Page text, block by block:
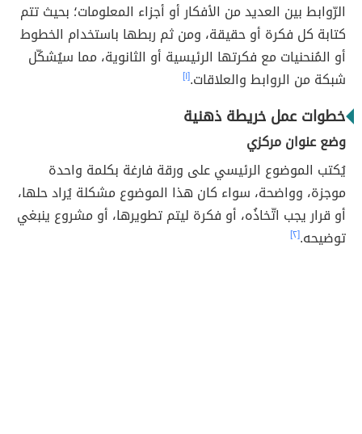
الرّوابط بين العديد من الأفكار أو أجزاء المعلومات؛ بحيث تتم
كتابة كل فكرة أو حقيقة، ومن ثم ربطها باستخدام الخطوط
أو المُنحنيات مع فكرتها الرئيسية أو الثانوية، مما سيُشكّل
شبكة من الروابط والعلاقات.[١]
خطوات عمل خريطة ذهنية
وضع عنوان مركزي
يُكتب الموضوع الرئيسي على ورقة فارغة بكلمة واحدة
موجزة، وواضحة، سواء كان هذا الموضوع مشكلة يُراد حلها،
أو قرار يجب اتّخاذُه، أو فكرة ليتم تطويرها، أو مشروع ينبغي
توضيحه.[٢]